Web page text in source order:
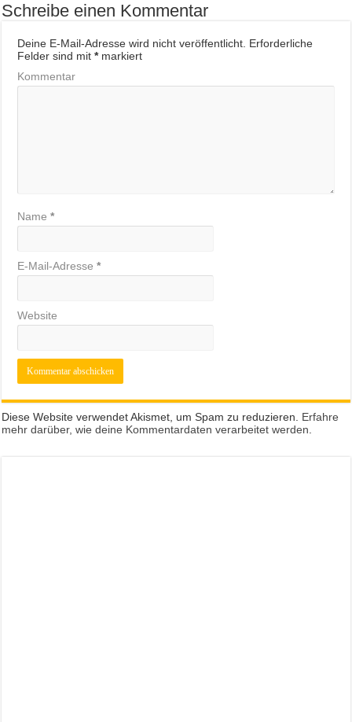
Schreibe einen Kommentar
Deine E-Mail-Adresse wird nicht veröffentlicht. Erforderliche
Felder sind mit*markiert
Kommentar
Name*
E-Mail-Adresse*
Website
Diese Website verwendet Akismet, um Spam zu reduzieren. Erfahre
mehr darüber, wie deine Kommentardaten verarbeitet werden